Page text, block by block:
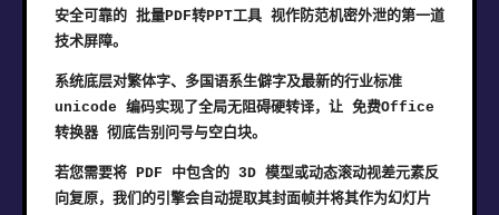
安全可靠的 批量PDF转PPT工具 视作防范机密外泄的第一道
技术屏障。
系统底层对繁体字、多国语系生僻字及最新的行业标准
unicode 编码实现了全局无阻碍硬转译，让 免费Office
转换器 彻底告别问号与空白块。
若您需要将 PDF 中包含的 3D 模型或动态滚动视差元素反
向复原，我们的引擎会自动提取其封面帧并将其作为幻灯片